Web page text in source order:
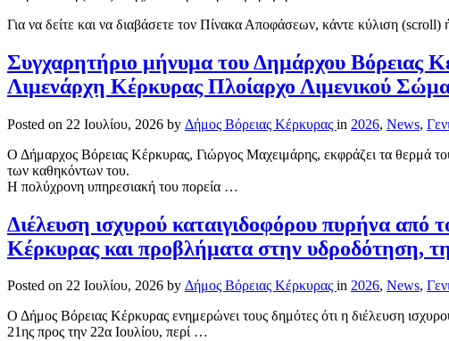
Για να δείτε και να διαβάσετε τον Πίνακα Αποφάσεων, κάντε κύλιση
Συγχαρητήριο μήνυμα του Δημάρχου Βόρειας
Λιμενάρχη Κέρκυρας Πλοίαρχο Λιμενικού
Posted on 22 Ιουλίου, 2026 by Δήμος Βόρειας Κέρκυρας in 2026, News,
Ο Δήμαρχος Βόρειας Κέρκυρας, Γιώργος Μαχειμάρης, εκφράζει τα θερμά
των καθηκόντων του.
Η πολύχρονη υπηρεσιακή του πορεία …
Διέλευση ισχυρού καταιγιδοφόρου πυρήνα από
Κέρκυρας και προβλήματα στην υδροδότηση,
Posted on 22 Ιουλίου, 2026 by Δήμος Βόρειας Κέρκυρας in 2026, News,
Ο Δήμος Βόρειας Κέρκυρας ενημερώνει τους δημότες ότι η διέλευση
21ης προς την 22α Ιουλίου, περί …